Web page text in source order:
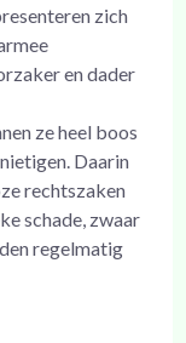
zich
en dader
ze heel boos
Daarin
rechtszaken
schade, zwaar
regelmatig